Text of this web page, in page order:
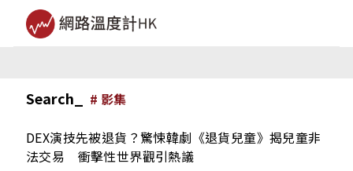
Search_ # 影集
DEX演技先被退貨？驚悚韓劇《退貨兒童》揭兒童非
法交易 衝擊性世界觀引熱議